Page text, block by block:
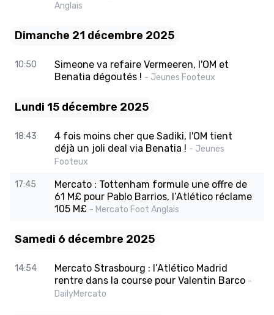
Anglais
Dimanche 21 décembre 2025
10:50
Simeone va refaire Vermeeren, l'OM et
Benatia dégoutés ! - Jeunes Footeux
Lundi 15 décembre 2025
18:43
4 fois moins cher que Sadiki, l'OM tient
déjà un joli deal via Benatia ! - Jeunes
Footeux
17:45
Mercato : Tottenham formule une offre de
61 M£ pour Pablo Barrios, l’Atlético réclame
105 M£ - Mercato Foot Anglais
Samedi 6 décembre 2025
14:54
Mercato Strasbourg : l’Atlético Madrid
rentre dans la course pour Valentin Barco -
DailyMercato